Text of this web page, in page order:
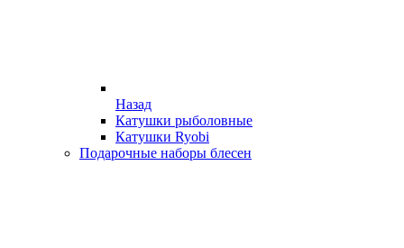
Назад
Катушки рыболовные
Катушки Ryobi
Подарочные наборы блесен